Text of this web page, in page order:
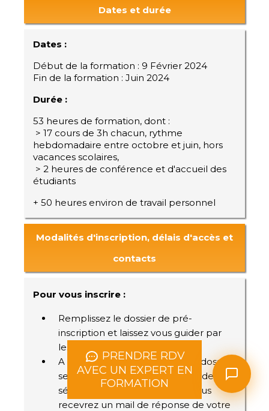
PRENDRE RDV
AVEC UN EXPERT EN
FORMATION
Dates et durée
Dates :
Début de la formation : 9 Février 2024
Fin de la formation : Juin 2024
Durée :
53 heures de formation, dont :
> 17 cours de 3h chacun, rythme
hebdomadaire entre octobre et juin, hors
vacances scolaires,
> 2 heures de conférence et d'accueil des
étudiants
+ 50 heures environ de travail personnel
Modalités d'inscription, délais d'accès et
contacts
Pour vous inscrire :
Remplissez le dossier de pré-
inscription et laissez vous guider par
les consignes sur le site
A l’issue de la procédure, votre dossier
sera examiné par notre comité de
sélection. Si vous êtes admis, vous
recevrez un mail de réponse de votre